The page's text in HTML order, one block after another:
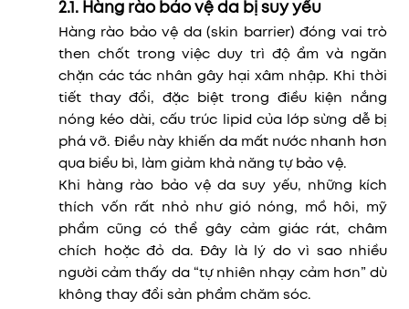
2.1. Hàng rào bảo vệ da bị suy yếu
Hàng rào bảo vệ da (skin barrier) đóng vai trò
then chốt trong việc duy trì độ ẩm và ngăn
chặn các tác nhân gây hại xâm nhập. Khi thời
tiết thay đổi, đặc biệt trong điều kiện nắng
nóng kéo dài, cấu trúc lipid của lớp sừng dễ bị
phá vỡ. Điều này khiến da mất nước nhanh hơn
qua biểu bì, làm giảm khả năng tự bảo vệ.
Khi hàng rào bảo vệ da suy yếu, những kích
thích vốn rất nhỏ như gió nóng, mồ hôi, mỹ
phẩm cũng có thể gây cảm giác rát, châm
chích hoặc đỏ da. Đây là lý do vì sao nhiều
người cảm thấy da “tự nhiên nhạy cảm hơn” dù
không thay đổi sản phẩm chăm sóc.